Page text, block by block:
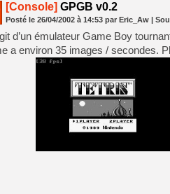
[Console] GPGB v0.2
Posté le 26/04/2002 à 14:53 par Eric_Aw |
d’un émulateur Game Boy
a environ 35 images / secondes.